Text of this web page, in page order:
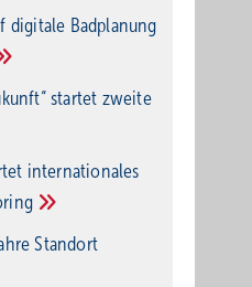
di­gi­ta­le Bad­pla­nung
star­tet zwei­te
internatio­nales
Standort